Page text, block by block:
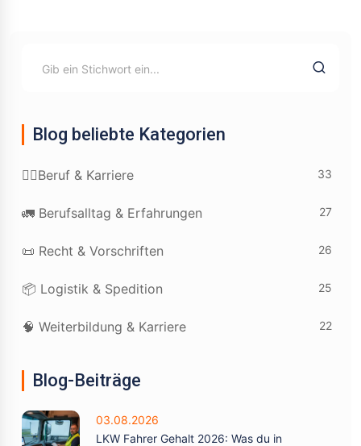
Blog beliebte Kategorien
👷‍♂️Beruf & Karriere 33
🚛 Berufsalltag & Erfahrungen 27
📜 Recht & Vorschriften 26
📦 Logistik & Spedition 25
🧠 Weiterbildung & Karriere 22
Blog-Beiträge
03.08.2026
LKW Fahrer Gehalt 2026: Was du in